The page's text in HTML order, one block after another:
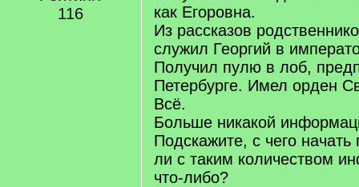
116
как Егоровна.
Из рассказов
служил Георгий в
Получил пулю в лоб,
Петербурге. Имел орден
Всё.
Больше никакой
Подскажите, с чего начать
ли с таким количеством
что-либо?